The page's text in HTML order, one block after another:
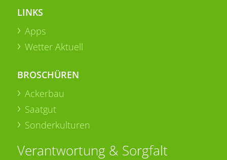
LINKS
Apps
Wetter Aktuell
BROSCHÜREN
Ackerbau
Saatgut
Sonderkulturen
Verantwortung & Sorgfalt